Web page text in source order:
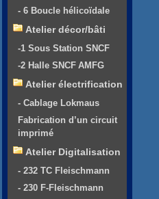
- 6 Boucle hélicoïdale
Atelier décor/bâti
-1 Sous Station SNCF
-2 Halle SNCF AMFG
Atelier électrification
- Cablage Lokmaus
Fabrication d’un circuit
imprimé
Atelier Digitalisation
- 232 TC Fleischmann
- 230 F-Fleischmann